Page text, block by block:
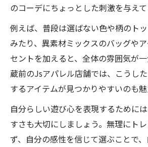
のコーデにちょっとした刺激を与えて
例えば、普段は選ばない色や柄のト
みたり、異素材ミックスのバッグや
セントを加えると、全体の雰囲気が一
蔵前のJsアパレル店舗では、こうし
するアイテムが見つかりやすいのも魅
自分らしい遊び心を表現するために
すさも大切にしましょう。無理にト
ず、自分の感性を信じて選ぶことで